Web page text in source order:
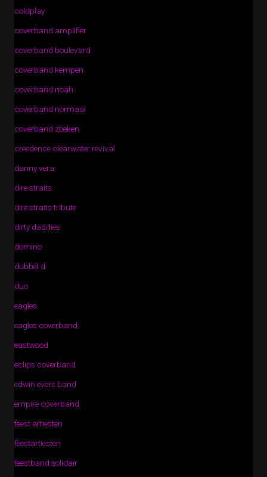
coldplay
coverband amplifier
coverband boulevard
coverband kempen
coverband noah
coverband normaal
coverband zoeken
creedence clearwater revival
danny vera
dire straits
dire straits tribute
dirty daddies
domino
dubbel d
duo
eagles
eagles coverband
eastwood
eclips coverband
edwin evers band
empire coverband
feest artiesten
feestartiesten
feestband solidair